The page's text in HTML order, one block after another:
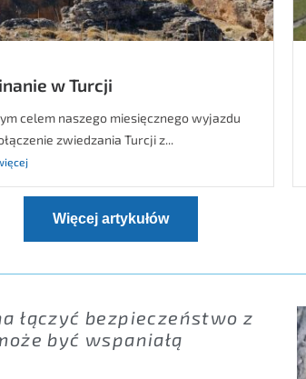
w Turcji
celem naszego miesięcznego wyjazdu
zwiedzania Turcji z...
Więcej artykułów
łączyć bezpieczeństwo z
być wspaniałą